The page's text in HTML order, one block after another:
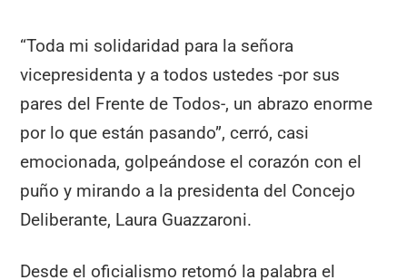
“Toda mi solidaridad para la señora
vicepresidenta y a todos ustedes -por sus
pares del Frente de Todos-, un abrazo enorme
por lo que están pasando”, cerró, casi
emocionada, golpeándose el corazón con el
puño y mirando a la presidenta del Concejo
Deliberante, Laura Guazzaroni.
Desde el oficialismo retomó la palabra el